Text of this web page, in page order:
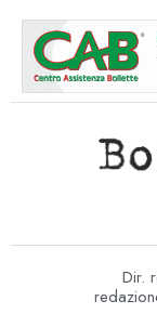
Dir.